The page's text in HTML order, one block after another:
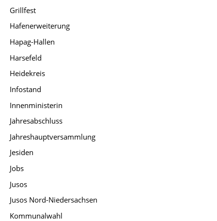
Grillfest
Hafenerweiterung
Hapag-Hallen
Harsefeld
Heidekreis
Infostand
Innenministerin
Jahresabschluss
Jahreshauptversammlung
Jesiden
Jobs
Jusos
Jusos Nord-Niedersachsen
Kommunalwahl